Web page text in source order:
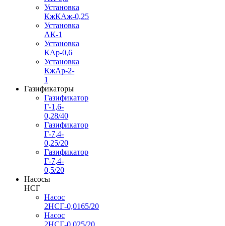
Установка
КжКАж-0,25
Установка
АК-1
Установка
КАр-0,6
Установка
КжАр-2-
1
Газификаторы
Газификатор
Г-1,6-
0,28/40
Газификатор
Г-7,4-
0,25/20
Газификатор
Г-7,4-
0,5/20
Насосы
НСГ
Насос
2НСГ-0,0165/20
Насос